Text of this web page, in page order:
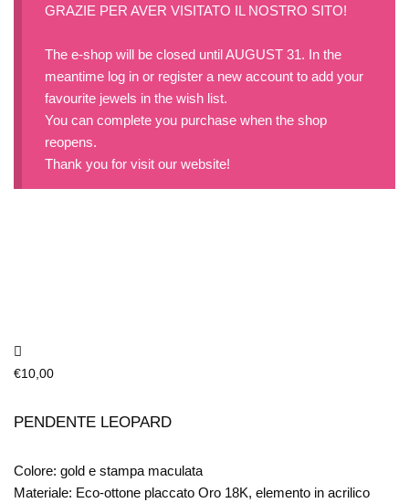
GRAZIE PER AVER VISITATO IL NOSTRO SITO!
The e-shop will be closed until AUGUST 31. In the
meantime log in or register a new account to add your
favourite jewels in the wish list.
You can complete you purchase when the shop
reopens.
Thank you for visit our website!
€10,00
PENDENTE LEOPARD
Colore: gold e stampa maculata
Materiale: Eco-ottone placcato Oro 18K, elemento in acrilico